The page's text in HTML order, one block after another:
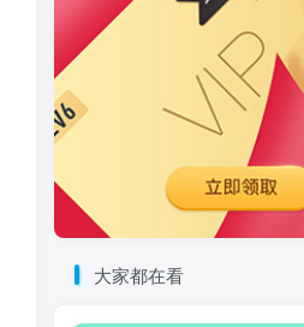
大家都在看